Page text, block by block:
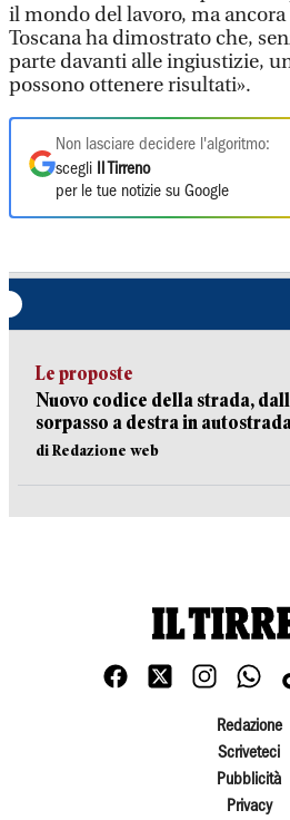
il mondo del lavoro, ma
Toscana ha dimostrato che,
parte davanti alle ingiustizie,
possono ottenere risultati».
Non lasciare decidere l'algoritmo:
scegli
Il Tirreno
per le tue notizie su Google
Le proposte
Nuovo codice della strada,
sorpasso a destra in
di Redazione web
Redazione
Scriveteci
Pubblicità
Privacy